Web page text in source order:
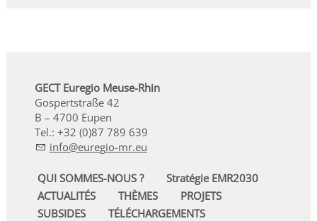
GECT Euregio Meuse-Rhin
Gospertstraße 42
B – 4700 Eupen
Tel.: +32 (0)87 789 639
nf
r g -mr
QUI SOMMES-NOUS ?
Stratégie EMR2030
ACTUALITÉS
THÈMES
PROJETS
SUBSIDES
TÉLÉCHARGEMENTS